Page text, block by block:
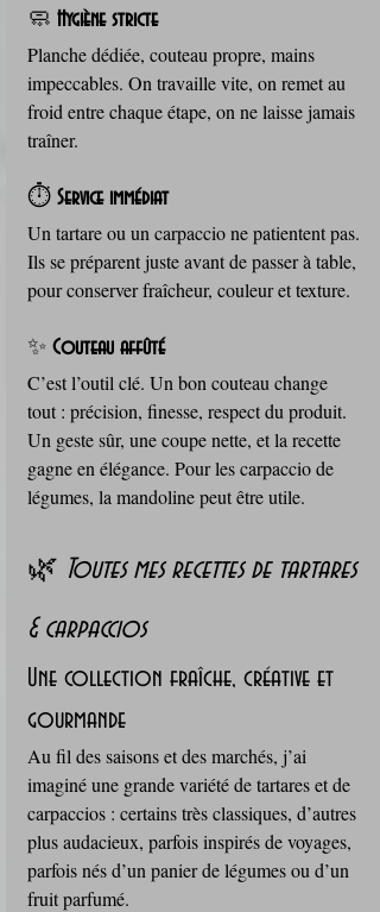
🧼 Hygiène stricte
Planche dédiée, couteau propre, mains
impeccables. On travaille vite, on remet au
froid entre chaque étape, on ne laisse jamais
traîner.
⏱️ Service immédiat
Un tartare ou un carpaccio ne patientent pas.
Ils se préparent juste avant de passer à table,
pour conserver fraîcheur, couleur et texture.
✨ Couteau affûté
C’est l’outil clé. Un bon couteau change
tout : précision, finesse, respect du produit.
Un geste sûr, une coupe nette, et la recette
gagne en élégance. Pour les carpaccio de
légumes, la mandoline peut être utile.
🌿 Toutes mes recettes de tartares
& carpaccios
Une collection fraîche, créative et
gourmande
Au fil des saisons et des marchés, j’ai
imaginé une grande variété de tartares et de
carpaccios : certains très classiques, d’autres
plus audacieux, parfois inspirés de voyages,
parfois nés d’un panier de légumes ou d’un
fruit parfumé.